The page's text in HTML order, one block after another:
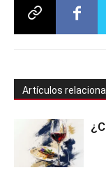
Artículos